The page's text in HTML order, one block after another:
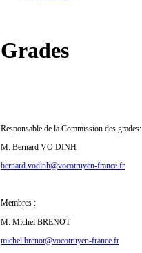
Grades
Responsable de la Commission des grades:
M. Bernard VO DINH
bernard.vodinh@vocotruyen-france.fr
Membres :
M. Michel BRENOT
michel.brenot@vocotruyen-france.fr